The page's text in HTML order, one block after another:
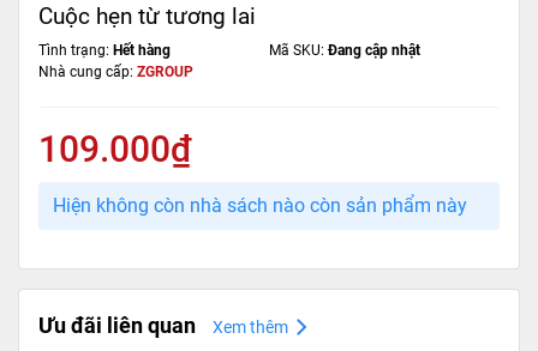
Cuộc hẹn từ tương lai
Tình trạng: Hết hàng Mã SKU:Đang cập nhật
Nhà cung cấp: ZGROUP
109.000₫
Hiện không còn nhà sách nào còn sản phẩm này
Ưu đãi liên quan Xem thêm